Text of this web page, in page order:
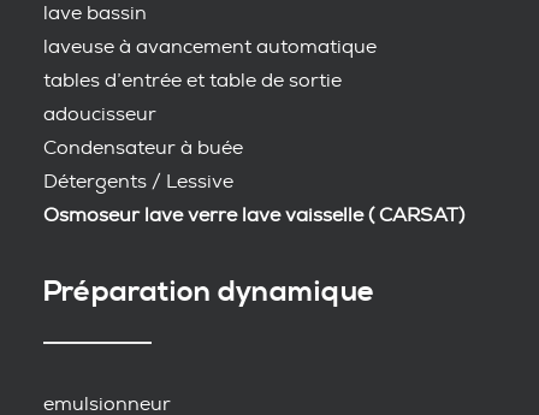
lave bassin
laveuse à avancement automatique
tables d’entrée et table de sortie
adoucisseur
Condensateur à buée
Détergents / Lessive
Osmoseur lave verre lave vaisselle ( CARSAT)
Préparation dynamique
emulsionneur